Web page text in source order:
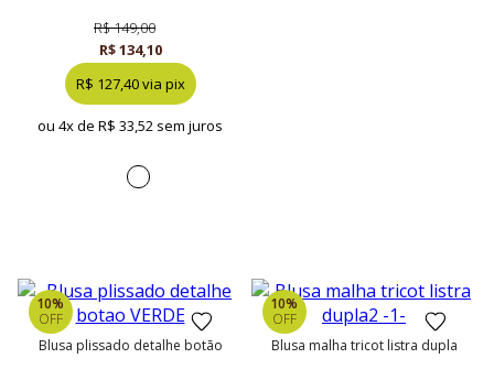
R$ 149,00
R$ 134,10
R$ 127,40 via pix
ou 4x de R$ 33,52 sem juros
10%
OFF
blusa plissado detalhe botão
10%
OFF
blusa malha tricot listra dupla